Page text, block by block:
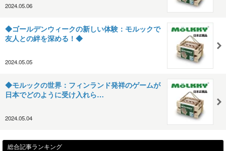
2024.05.06
◆ゴールデンウィークの新しい体験：モルックで
友人との絆を深める！◆
2024.05.05
◆モルックの世界：フィンランド発祥のゲームが
日本でどのように受け入れら…
2024.05.04
総合記事ランキング